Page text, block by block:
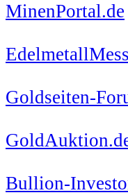
MinenPortal.de
Goldseiten-
Bullion-